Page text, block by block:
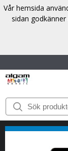
START
Vår hemsida
sidan